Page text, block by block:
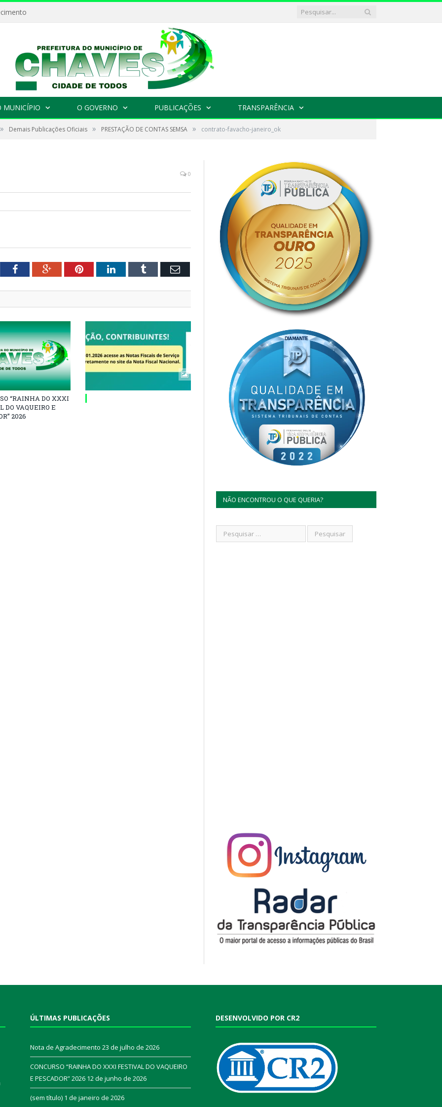
MUNICÍPIO O GOVERNO PUBLICAÇÕES TRANSPARÊNCIA
» Demais Publicações Oficiais » PRESTAÇÃO DE CONTAS SEMSA » contrato-favacho-janeiro_ok
0
FacebookGoogle+PinterestLinkedInTumblr Email
“RAINHA DO XXXI
DO VAQUEIRO E
2026
NÃO ENCONTROU O QUE QUERIA?
ÚLTIMAS PUBLICAÇÕES
Nota de Agradecimento 23 de julho de 2026
CONCURSO “RAINHA DO XXXI FESTIVAL DO VAQUEIRO
E PESCADOR” 2026 12 de junho de 2026
(sem título) 1 de janeiro de 2026
DESENVOLVIDO POR CR2